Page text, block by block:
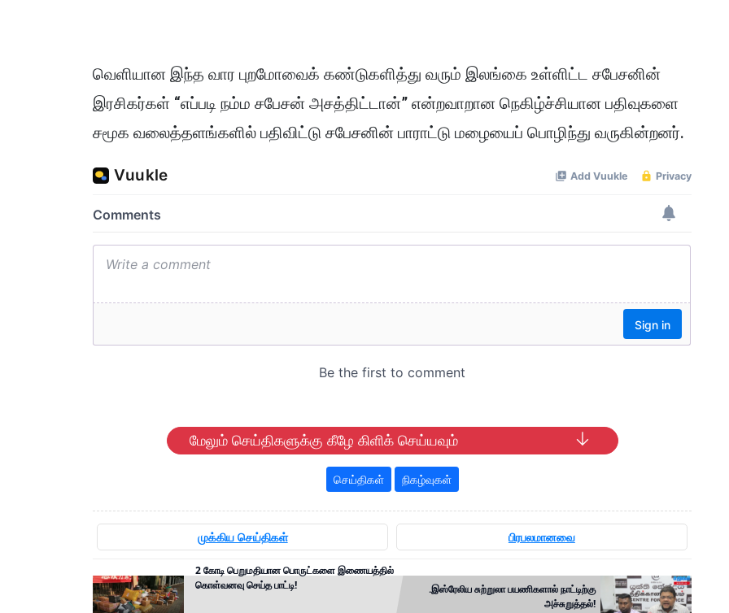
வெளியான இந்த வார புறமோவைக் கண்டுகளித்து வரும் இலங்கை உள்ளிட்ட சபேசனின்
இரசிகர்கள் “எப்படி நம்ம சபேசன் அசத்திட்டான்” என்றவாறான நெகிழ்ச்சியான பதிவுகளை
சமூக வலைத்தளங்களில் பதிவிட்டு சபேசனின் பாராட்டு மழையைப் பொழிந்து வருகின்றனர்.
மேலும் செய்திகளுக்கு கீழே கிளிக் செய்யவும்
செய்திகள் நிகழ்வுகள்
முக்கிய செய்திகள் பிரபலமானவை
2 கோடி பெறுமதியான பொருட்களை இணையத்தில்
கொள்வனவு செய்த பாட்டி!
.இஸ்ரேலிய சுற்றுலா பயணிகளால் நாட்டிற்கு
அச்சுறுத்தல்!